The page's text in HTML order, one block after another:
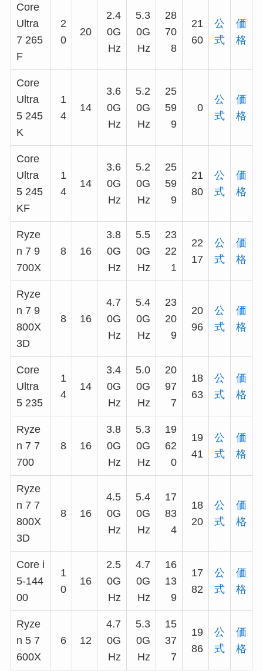
Core
Ultra
7 265
F
2
0
20
2.4
0G
Hz
5.3
0G
Hz
28
70
8
21
60
公
式
価
格
Core
Ultra
5 245
K
1
4
14
3.6
0G
Hz
5.2
0G
Hz
25
59
9
0
公
式
価
格
Core
Ultra
5 245
KF
1
4
14
3.6
0G
Hz
5.2
0G
Hz
25
59
9
21
80
公
式
価
格
Ryze
n 7 9
700X
8 16
3.8
0G
Hz
5.5
0G
Hz
23
22
1
22
17
公
式
価
格
Ryze
n 7 9
800X
3D
8 16
4.7
0G
Hz
5.4
0G
Hz
23
20
9
20
96
公
式
価
格
Core
Ultra
5 235
1
4
14
3.4
0G
Hz
5.0
0G
Hz
20
97
7
18
63
公
式
価
格
Ryze
n 7 7
700
8 16
3.8
0G
Hz
5.3
0G
Hz
19
62
0
19
41
公
式
価
格
Ryze
n 7 7
800X
3D
8 16
4.5
0G
Hz
5.4
0G
Hz
17
83
4
18
20
公
式
価
格
Core i
5-144
00
1
0
16
2.5
0G
Hz
4.7
0G
Hz
16
13
9
17
82
公
式
価
格
Ryze
n 5 7
600X
6 12
4.7
0G
Hz
5.3
0G
Hz
15
37
7
19
86
公
式
価
格